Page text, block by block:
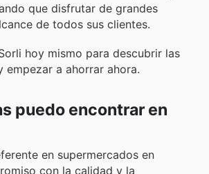
que disfrutar de grandes
de todos sus clientes.
hoy mismo para descubrir las
empezar a ahorrar ahora.
puedo encontrar en
en supermercados en
con la calidad y la